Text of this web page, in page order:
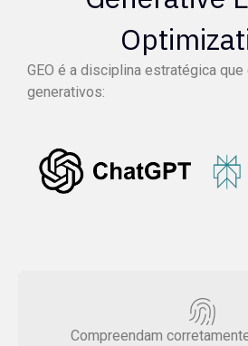
GEO é a disciplina estratégica
generativos:
Compreendam